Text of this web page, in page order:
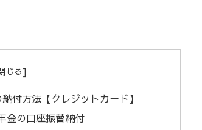
付方法【クレジットカード】
金の口座振替納付